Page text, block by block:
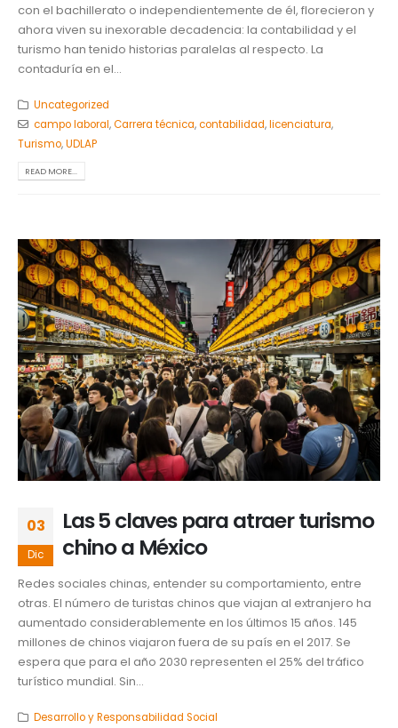
con el bachillerato o independientemente de él, florecieron y
ahora viven su inexorable decadencia: la contabilidad y el
turismo han tenido historias paralelas al respecto. La
contaduría en el...
Uncategorized
campo laboral,Carrera técnica,contabilidad,licenciatura,
Turismo,UDLAP
READ MORE...
03
Dic
Las 5 claves para atraer turismo
chino a México
Redes sociales chinas, entender su comportamiento, entre
otras. El número de turistas chinos que viajan al extranjero ha
aumentado considerablemente en los últimos 15 años. 145
millones de chinos viajaron fuera de su país en el 2017. Se
espera que para el año 2030 representen el 25% del tráfico
turístico mundial. Sin...
Desarrollo y Responsabilidad Social